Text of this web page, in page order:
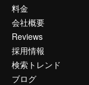
料金
会社概要
Reviews
採用情報
検索トレンド
ブログ